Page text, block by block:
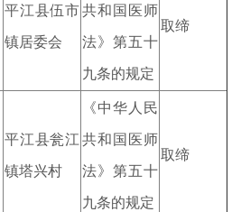
平江县伍市
镇居委会
共和国医师
法》第五十
九条的规定
取缔
平江县瓮江
镇塔兴村
《中华人民
共和国医师
法》第五十
九条的规定
取缔